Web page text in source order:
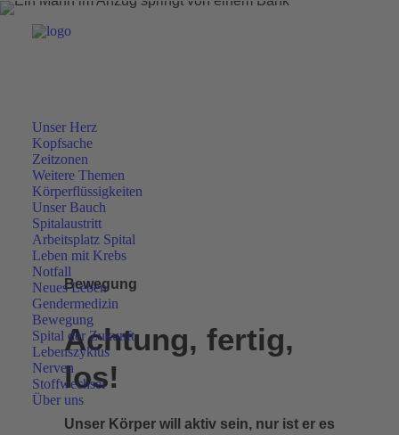
Unser Herz
Kopfsache
Zeitzonen
Weitere Themen
Körperflüssigkeiten
Unser Bauch
Spitalaustritt
Arbeitsplatz Spital
Leben mit Krebs
Notfall
Neues Leben
Gendermedizin
Bewegung
Spital der Zukunft
Lebenszyklus
Nerven
Stoffwechsel
Über uns
Bewegung
Achtung, fertig,
los!
Unser Körper will aktiv sein, nur ist er es